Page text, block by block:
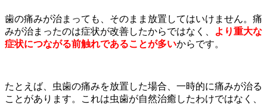
歯の痛みが治まっても、そのまま放置してはいけません。痛
みが治まったのは症状が改善したからではなく、
より重大な
症状につながる前触れであることが多いからです。
たとえば、虫歯の痛みを放置した場合、一時的に痛みが治る
ことがあります。これは虫歯が自然治癒したわけではなく、